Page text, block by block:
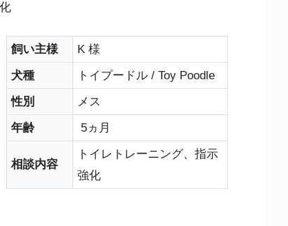
飼い主様
K 様
犬種
トイプードル / Toy Poodle
性別
メス
年齢
5ヵ月
相談内容
トイレトレーニング、指示
強化